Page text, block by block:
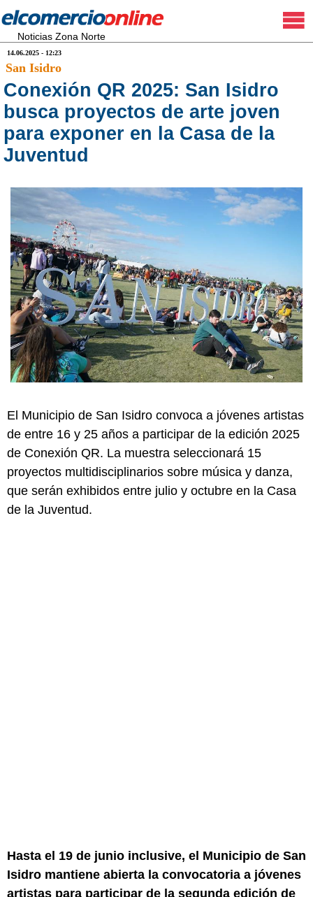
Noticias Zona Norte
14.06.2025 - 12:23
San Isidro
Conexión QR 2025: San Isidro
busca proyectos de arte joven
para exponer en la Casa de la
Juventud
El Municipio de San Isidro convoca a jóvenes artistas
de entre 16 y 25 años a participar de la edición 2025
de Conexión QR. La muestra seleccionará 15
proyectos multidisciplinarios sobre música y danza,
que serán exhibidos entre julio y octubre en la Casa
de la Juventud.
Hasta el 19 de junio inclusive, el Municipio de San
Isidro mantiene abierta la convocatoria a jóvenes
artistas para participar de la segunda edición de